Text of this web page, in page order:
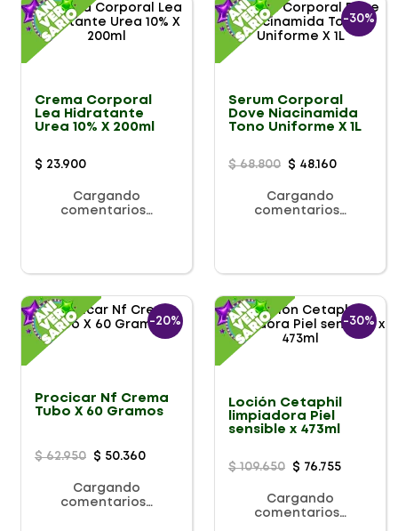
Crema Corporal
Lea Hidratante
Urea 10% X 200ml
$ 23.900
Cargando
comentarios…
-30%
Serum Corporal
Dove Niacinamida
Tono Uniforme X 1L
$ 68.800 $ 48.160
Cargando
comentarios…
-20%
Procicar Nf Crema
Tubo X 60 Gramos
$ 62.950 $ 50.360
Cargando
comentarios…
-30%
Loción Cetaphil
limpiadora Piel
sensible x 473ml
$ 109.650 $ 76.755
Cargando
comentarios…